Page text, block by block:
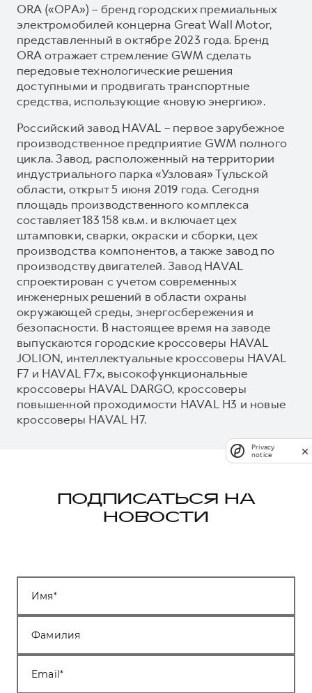
ORA («ОРА») – бренд городских премиальных
электромобилей концерна Great Wall Motor,
представленный в октябре 2023 года. Бренд
ORA отражает стремление GWM сделать
передовые технологические решения
доступными и продвигать транспортные
средства, использующие «новую энергию».
Российский завод HAVAL – первое зарубежное
производственное предприятие GWM полного
цикла. Завод, расположенный на территории
индустриального парка «Узловая» Тульской
области, открыт 5 июня 2019 года. Сегодня
площадь производственного комплекса
составляет 183 158 кв.м. и включает цех
штамповки, сварки, окраски и сборки, цех
производства компонентов, а также завод по
производству двигателей. Завод HAVAL
спроектирован с учетом современных
инженерных решений в области охраны
окружающей среды, энергосбережения и
безопасности. В настоящее время на заводе
выпускаются городские кроссоверы HAVAL
JOLION, интеллектуальные кроссоверы HAVAL
F7 и HAVAL F7x, высокофункциональные
кроссоверы HAVAL DARGO, кроссоверы
повышенной проходимости HAVAL H3 и новые
кроссоверы HAVAL H7.
ПОДПИСАТЬСЯ НА
НОВОСТИ
Имя
Фамилия
Email
Privacy
notice